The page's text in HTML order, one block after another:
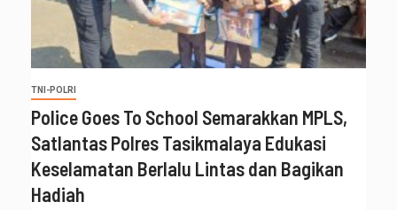
TNI-POLRI
Police Goes To School Semarakkan MPLS,
Satlantas Polres Tasikmalaya Edukasi
Keselamatan Berlalu Lintas dan Bagikan
Hadiah